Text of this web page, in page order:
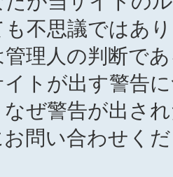
不思議ではあ
理人の判断で
トが出す警告
ぜ警告が出さ
問い合わせく